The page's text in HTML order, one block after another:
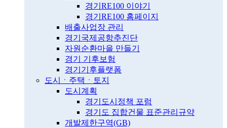
경기RE100 이야기
경기RE100 홈페이지
배출사업장 관리
경기국제공항추진단
자원순환마을 만들기
경기 기후보험
경기기후플랫폼
도시ㆍ주택ㆍ토지
도시계획
경기도시정책 포럼
경기도 집합건물 표준관리규약
개발제한구역(GB)